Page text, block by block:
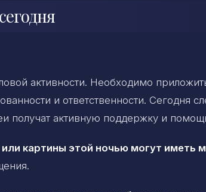
активности. Необходимо
и ответственности. Сегодня
получат активную поддержку и
картины этой ночью могут иметь